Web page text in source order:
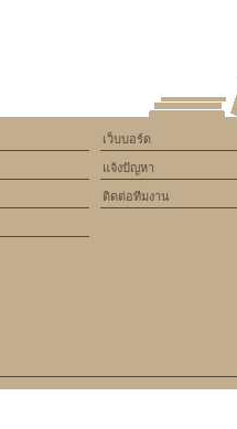
เว็บบอร์ด
แจ้งปัญหา
ติดต่อทีมงาน